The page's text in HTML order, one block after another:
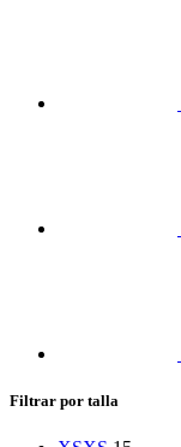
Filtrar por talla